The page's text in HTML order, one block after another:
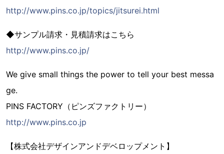
http://www.pins.co.jp/topics/jitsurei.html
◆サンプル請求・見積請求はこちら
http://www.pins.co.jp/
We give small things the power to tell your best messa
ge.
PINS FACTORY（ピンズファクトリー）
http://www.pins.co.jp
【株式会社デザインアンドデベロップメント】